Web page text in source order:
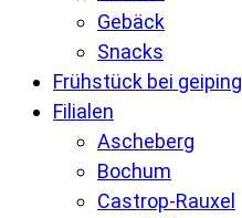
Gebäck
Snacks
Frühstück bei geiping
Filialen
Ascheberg
Bochum
Castrop-Rauxel